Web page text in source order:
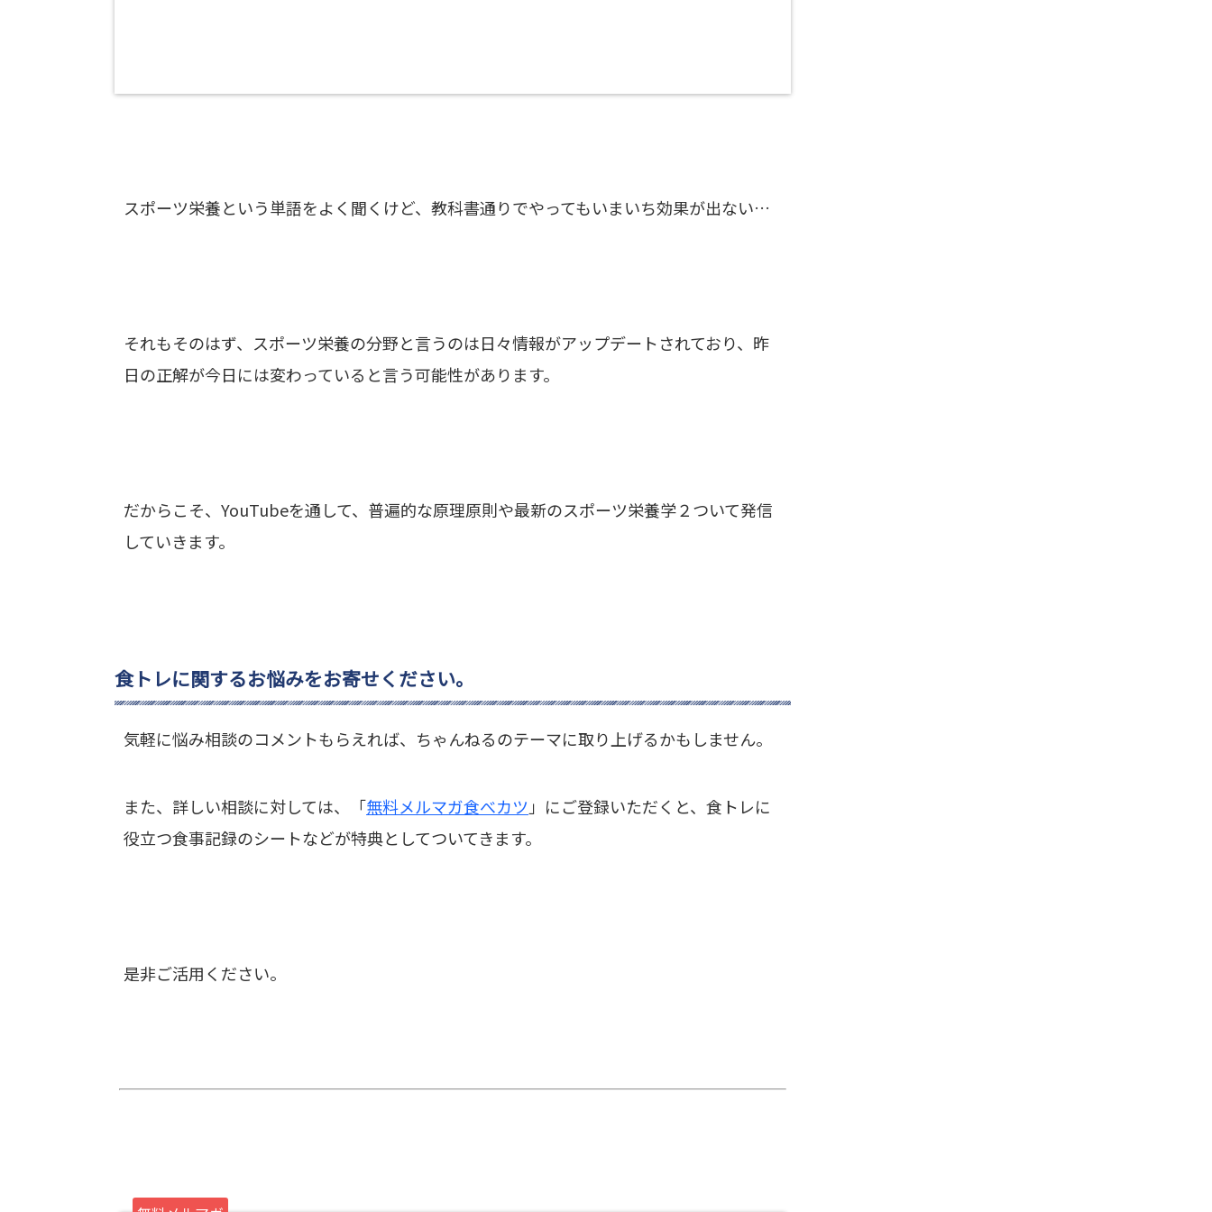
スポーツ栄養という単語をよく聞くけど、教科書通りでやってもいまいち効果が出ない…
それもそのはず、スポーツ栄養の分野と言うのは日々情報がアップデートされており、昨
日の正解が今日には変わっていると言う可能性があります。
だからこそ、YouTubeを通して、普遍的な原理原則や最新のスポーツ栄養学２ついて発信
していきます。
食トレに関するお悩みをお寄せください。
気軽に悩み相談のコメントもらえれば、ちゃんねるのテーマに取り上げるかもしません。
また、詳しい相談に対しては、「無料メルマガ食べカツ 」にご登録いただくと、食トレに
役立つ食事記録のシートなどが特典としてついてきます。
是非ご活用ください。